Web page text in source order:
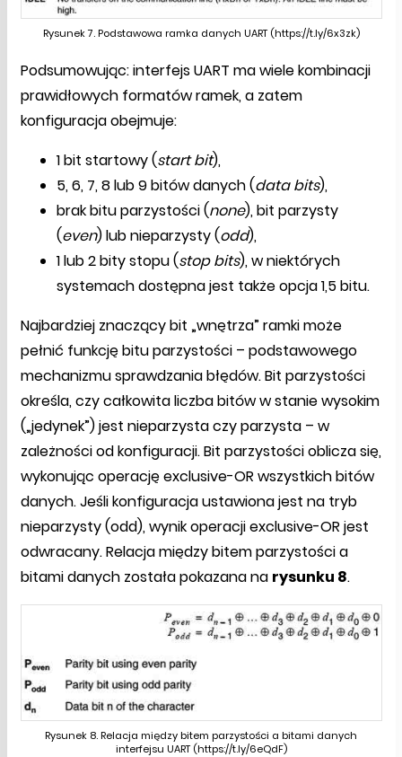
Rysunek 7. Podstawowa ramka danych UART (https://t.ly/6x3zk)
Podsumowując: interfejs UART ma wiele kombinacji
prawidłowych formatów ramek, a zatem
konfiguracja obejmuje:
1 bit startowy (start bit),
5, 6, 7, 8 lub 9 bitów danych (data bits),
brak bitu parzystości (none), bit parzysty
(even) lub nieparzysty (odd),
1 lub 2 bity stopu (stop bits), w niektórych
systemach dostępna jest także opcja 1,5 bitu.
Najbardziej znaczący bit „wnętrza” ramki może
pełnić funkcję bitu parzystości – podstawowego
mechanizmu sprawdzania błędów. Bit parzystości
określa, czy całkowita liczba bitów w stanie wysokim
(„jedynek”) jest nieparzysta czy parzysta – w
zależności od konfiguracji. Bit parzystości oblicza się,
wykonując operację exclusive-OR wszystkich bitów
danych. Jeśli konfiguracja ustawiona jest na tryb
nieparzysty (odd), wynik operacji exclusive-OR jest
odwracany. Relacja między bitem parzystości a
bitami danych została pokazana na rysunku 8.
Rysunek 8. Relacja między bitem parzystości a bitami danych
interfejsu UART (https://t.ly/6eQdF)